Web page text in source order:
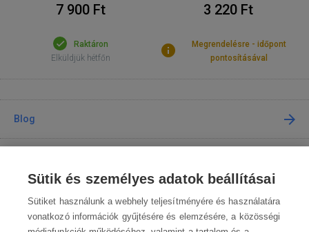
7 900 Ft
Raktáron
Elküldjük hétfőn
3 220 Ft
Megrendelésre - időpont
pontosításával
Blog
A vásárlásról
Sütik és személyes adatok beállításai
Sütiket használunk a webhely teljesítményére és használatára
vonatkozó információk gyűjtésére és elemzésére, a közösségi